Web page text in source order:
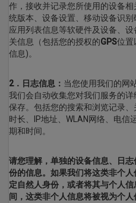
作，接收并记录您所使用的设备
统版本、设备设置、移动设备识
应用列表信息等软硬件及设备、
关信息（包括您的授权的GPS位置
信息)。
2．日志信息： 当您使用我们的网
我们会自动收集您对我们服务的
保存。包括您的搜索和浏览记录
时长、IP地址、WLAN网络、电信
期和时间。
请您理解，单独的设备信息、日
份的信息。如果我们将这类非个
定自然人身份，或者将其与个人
间，这类非个人信息将被视为个